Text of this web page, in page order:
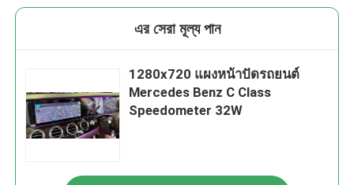
এর সেরা মূল্য পান
1280x720 แผงหน้าปัดรถยนต์
Mercedes Benz C Class
Speedometer 32W